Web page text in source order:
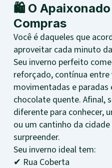
🛍️ O
Compras
Você é daqueles que
aproveitar cada minuto
Seu inverno perfeito
reforçado, contínua
movimentadas e
chocolate quente. Afinal,
diferente para conhecer,
ou um cantinho da
surpreender.
Seu inverno ideal tem:
✔ Rua Coberta